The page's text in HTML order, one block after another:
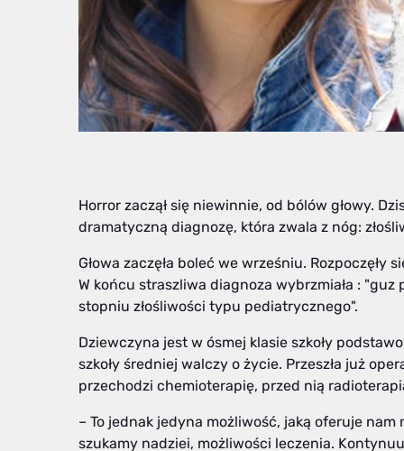
Horror zaczął się niewinnie, od bólów głowy.
dramatyczną diagnozę, która zwala z nóg:
Głowa zaczęła boleć we wrześniu.
W końcu straszliwa diagnoza wybrzmiała :
stopniu złośliwości typu pediatrycznego".
Dziewczyna jest w ósmej klasie szkoły
szkoły średniej walczy o życie. Przeszła już
przechodzi chemioterapię, przed nią
– To jednak jedyna możliwość, jaką oferuje
szukamy nadziei, możliwości leczenia.